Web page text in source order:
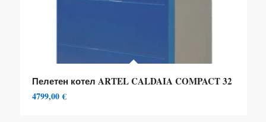
Пелетен котел ARTEL CALDAIA COMPACT 32
4799,00€